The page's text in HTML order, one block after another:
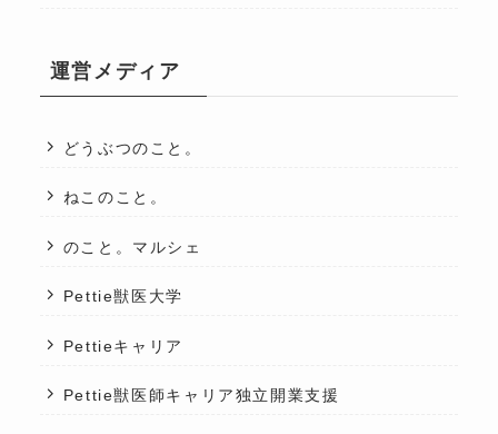
運営メディア
どうぶつのこと。
ねこのこと。
のこと。マルシェ
Pettie獣医大学
Pettieキャリア
Pettie獣医師キャリア独立開業支援